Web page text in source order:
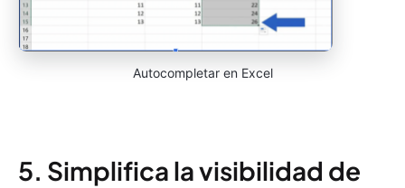
Autocompletar en Excel
5. Simplifica la visibilidad de